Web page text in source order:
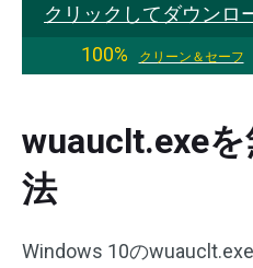
クリックしてダウンロ
100%
クリーン＆セーフ
wuauclt.exe
法
Windows 10の